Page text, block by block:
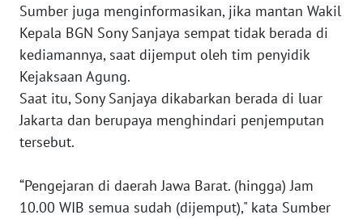
Sumber juga menginformasikan, jika mantan Wakil
Kepala BGN Sony Sanjaya sempat tidak berada di
kediamannya, saat dijemput oleh tim penyidik
Kejaksaan Agung.
Saat itu, Sony Sanjaya dikabarkan berada di luar
Jakarta dan berupaya menghindari penjemputan
tersebut.
“Pengejaran di daerah Jawa Barat. (hingga) Jam
10.00 WIB semua sudah (dijemput)," kata Sumber
RIAU
WN
SERAMBI
JAMBI
SULTRA